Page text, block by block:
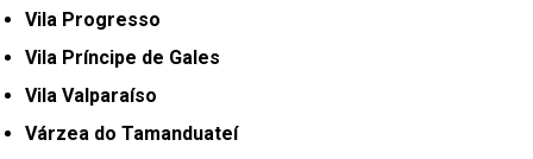
Vila Progresso
Vila Príncipe de Gales
Vila Valparaíso
Várzea do Tamanduateí